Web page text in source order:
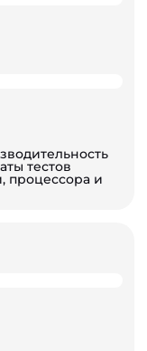
тестов
процессора и